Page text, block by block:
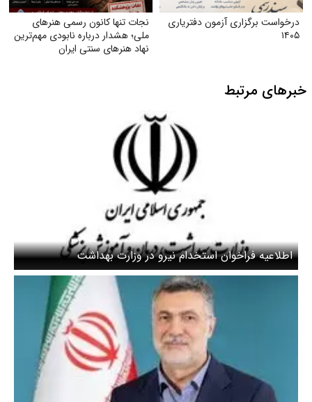
درخواست برگزاری آزمون دفتریاری
۱۴۰۵
نجات تنها کانون رسمی هنرهای
ملی؛ هشدار درباره نابودی مهم‌ترین
نهاد هنرهای سنتی ایران
خبرهای مرتبط
اطلاعیه فراخوان استخدام نیرو در وزارت بهداشت